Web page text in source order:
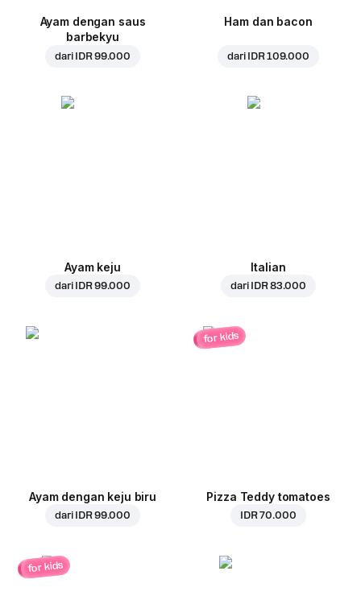
Ayam dengan saus
barbekyu
dari IDR 99.000
Ham dan bacon
dari IDR 109.000
Ayam keju
dari IDR 99.000
Italian
dari IDR 83.000
Ayam dengan keju biru
dari IDR 99.000
for kids
Pizza Teddy tomatoes
IDR 70.000
for kids